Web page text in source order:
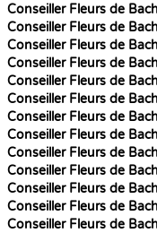
Conseiller Fleurs de Bach
Conseiller Fleurs de Bach
Conseiller Fleurs de Bach
Conseiller Fleurs de Bach
Conseiller Fleurs de Bach
Conseiller Fleurs de Bach
Conseiller Fleurs de Bach
Conseiller Fleurs de Bach
Conseiller Fleurs de Bach
Conseiller Fleurs de Bach
Conseiller Fleurs de Bach
Conseiller Fleurs de Bach
Conseiller Fleurs de Bach